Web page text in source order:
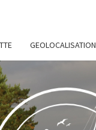
GEOLOCALISATION